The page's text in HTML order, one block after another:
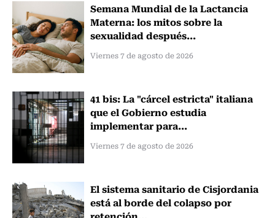
Semana Mundial de la Lactancia
Materna: los mitos sobre la
sexualidad después...
Viernes 7 de agosto de 2026
41 bis: La "cárcel estricta" italiana
que el Gobierno estudia
implementar para...
Viernes 7 de agosto de 2026
El sistema sanitario de Cisjordania
está al borde del colapso por